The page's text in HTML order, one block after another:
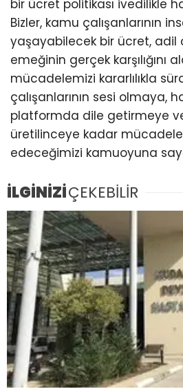
bir ücret politikası ivedilikle
Bizler, kamu çalışanlarının
yaşayabilecek bir ücret, adil
emeğinin gerçek karşılığını
mücadelemizi kararlılıkla
çalışanlarının sesi olmaya,
platformda dile getirmeye
üretilinceye kadar
edeceğimizi kamuoyuna
İLGİNİZİÇEKEBİLİR